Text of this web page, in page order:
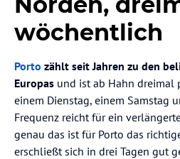
wöchentlich
Porto zählt seit Jahren zu den
Europas und ist ab Hahn dreimal
einem Dienstag, einem Samstag
Frequenz reicht für ein
genau das ist für Porto das
erschließt sich in drei Tagen gut